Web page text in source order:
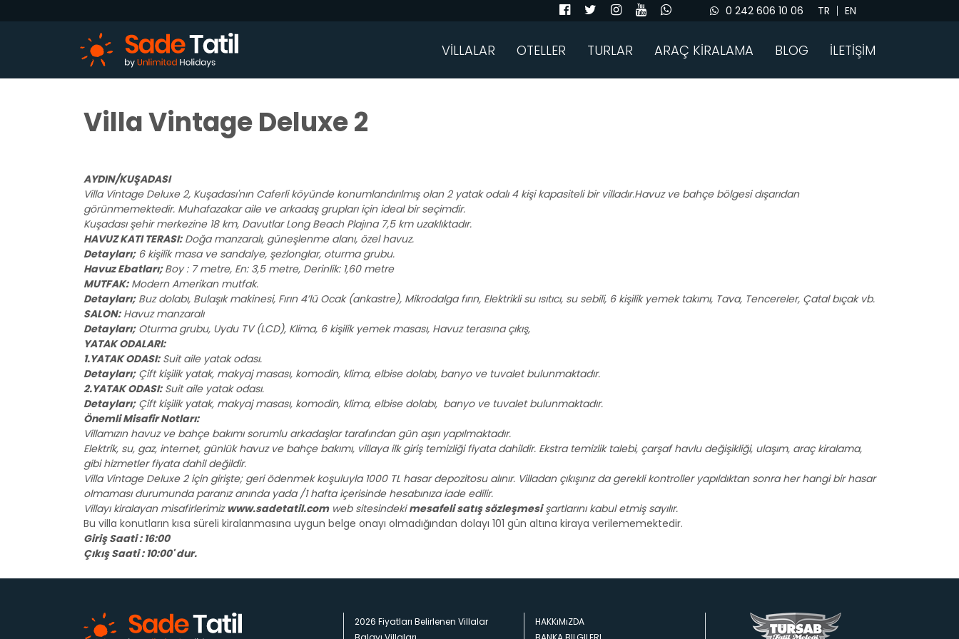
0 242 606 10 06 TR EN
VİLLALAR OTELLER TURLAR ARAÇ KİRALAMA BLOG İLETİŞİM
Villa Vintage Deluxe 2
AYDIN/KUŞADASI
Villa Vintage Deluxe 2, Kuşadası'nın Caferli köyünde konumlandırılmış olan 2 yatak odalı 4 kişi kapasiteli bir villadır.Havuz ve bahçe bölgesi dışarıdan
görünmemektedir. Muhafazakar aile ve arkadaş grupları için ideal bir seçimdir.
Kuşadası şehir merkezine 18 km, Davutlar Long Beach Plajına 7,5 km uzaklıktadır.
HAVUZ KATI TERASI:Doğa manzaralı, güneşlenme alanı, özel havuz.
Detayları;6 kişilik masa ve sandalye, şezlonglar, oturma grubu.
Havuz Ebatları;Boy : 7 metre, En: 3,5 metre, Derinlik: 1,60 metre
MUTFAK:Modern Amerikan mutfak.
Detayları;Buz dolabı, Bulaşık makinesi, Fırın 4’lü Ocak (ankastre), Mikrodalga fırın, Elektrikli su ısıtıcı, su sebili, 6 kişilik yemek takımı, Tava, Tencereler, Çatal bıçak vb.
SALON:Havuz manzaralı
Detayları;Oturma grubu, Uydu TV (LCD), Klima, 6 kişilik yemek masası, Havuz terasına çıkış,
YATAK ODALARI:
1.YATAK ODASI:Suit aile yatak odası.
Detayları;Çift kişilik yatak, makyaj masası, komodin, klima, elbise dolabı, banyo ve tuvalet bulunmaktadır.
2.YATAK ODASI:Suit aile yatak odası.
Detayları;Çift kişilik yatak, makyaj masası, komodin, klima, elbise dolabı, banyo ve tuvalet bulunmaktadır.
Önemli Misafir Notları:
Villamızın havuz ve bahçe bakımı sorumlu arkadaşlar tarafından gün aşırı yapılmaktadır.
Elektrik, su, gaz, internet, günlük havuz ve bahçe bakımı, villaya ilk giriş temizliği fiyata dahildir. Ekstra temizlik talebi, çarşaf havlu değişikliği, ulaşım, araç kiralama,
gibi hizmetler fiyata dahil değildir.
Villa Vintage Deluxe 2 için girişte; geri ödenmek koşuluyla 1000 TL hasar depozitosu alınır. Villadan çıkışınız da gerekli kontroller yapıldıktan sonra her hangi bir hasar
olmaması durumunda paranız anında yada /1 hafta içerisinde hesabınıza iade edilir.
Villayı kiralayan misafirlerimiz www.sadetatil.comweb sitesindekimesafeli satış sözleşmesişartlarını kabul etmiş sayılır.
Bu villa konutların kısa süreli kiralanmasına uygun belge onayı olmadığından dolayı 101 gün altına kiraya verilememektedir.
Giriş Saati : 16:00
Çıkış Saati : 10:00' dur.
2026 Fiyatları Belirlenen Villalar
HAKKıMıZDA